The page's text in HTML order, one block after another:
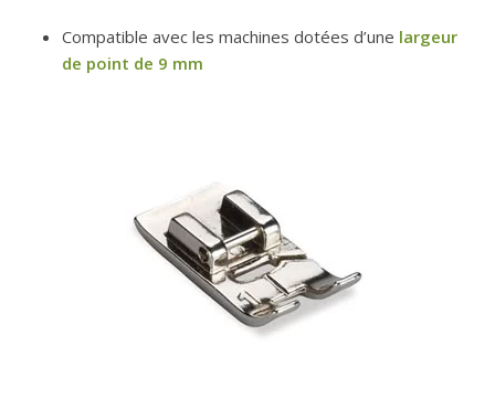
Compatible avec les machines dotées d’une largeur
de point de 9 mm